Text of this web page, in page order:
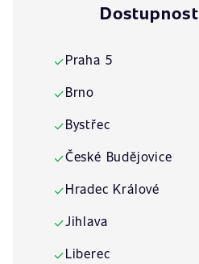
✓Praha 5
✓Brno
✓Bystřec
✓České Budějovice
✓Hradec Králové
✓Jihlava
✓Liberec